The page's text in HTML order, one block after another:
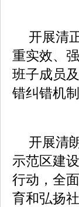
开展清
重实效、
班子成员
错纠错机
开展清
示范区建
行动，全
育和弘扬